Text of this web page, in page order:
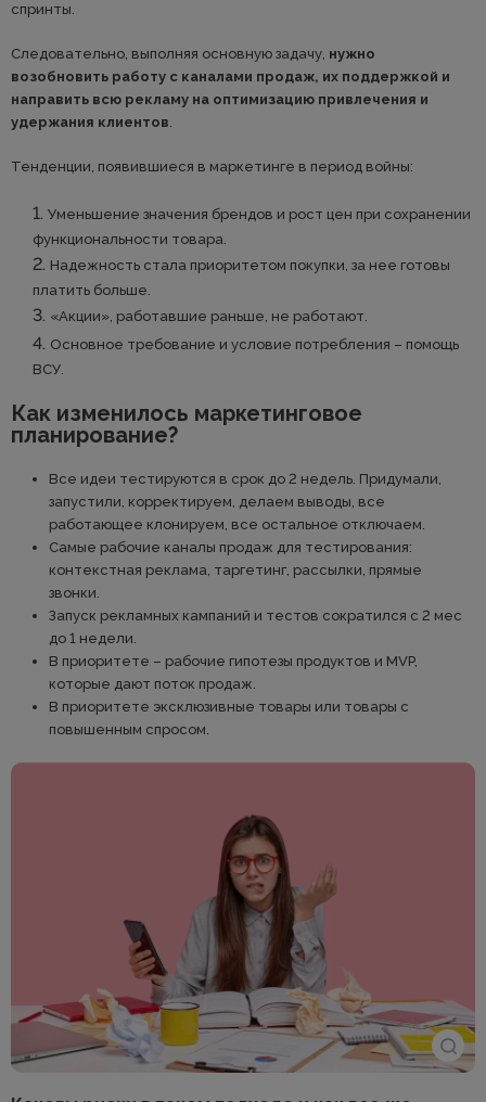
спринты.
Следовательно, выполняя основную задачу, нужно
возобновить работу с каналами продаж, их поддержкой и
направить всю рекламу на оптимизацию привлечения и
удержания клиентов.
Тенденции, появившиеся в маркетинге в период войны:
Уменьшение значения брендов и рост цен при сохранении
функциональности товара.
Надежность стала приоритетом покупки, за нее готовы
платить больше.
«Акции», работавшие раньше, не работают.
Основное требование и условие потребления – помощь
ВСУ.
Как изменилось маркетинговое
планирование?
Все идеи тестируются в срок до 2 недель. Придумали,
запустили, корректируем, делаем выводы, все
работающее клонируем, все остальное отключаем.
Самые рабочие каналы продаж для тестирования:
контекстная реклама, таргетинг, рассылки, прямые
звонки.
Запуск рекламных кампаний и тестов сократился с 2 мес
до 1 недели.
В приоритете – рабочие гипотезы продуктов и MVP,
которые дают поток продаж.
В приоритете эксклюзивные товары или товары с
повышенным спросом.